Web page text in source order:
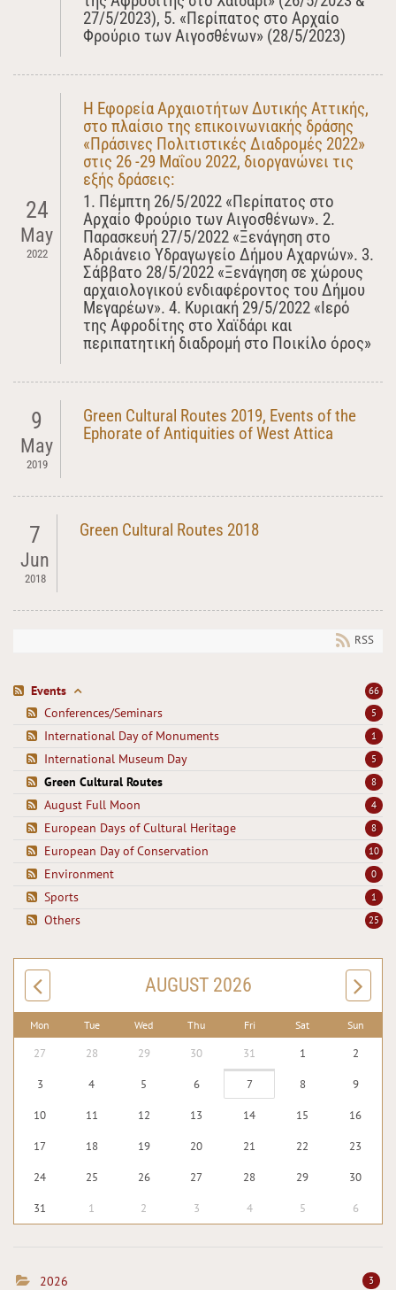
27/5/2023), 5. «Περίπατος στο Αρχαίο
Φρούριο των Αιγοσθένων» (28/5/2023)
24
May
2022
Η Εφορεία Αρχαιοτήτων Δυτικής Αττικής,
στο πλαίσιο της επικοινωνιακής δράσης
«Πράσινες Πολιτιστικές Διαδρομές 2022»
στις 26 -29 Μαΐου 2022, διοργανώνει τις
εξής δράσεις:
1. Πέμπτη 26/5/2022 «Περίπατος στο
Αρχαίο Φρούριο των Αιγοσθένων». 2.
Παρασκευή 27/5/2022 «Ξενάγηση στο
Αδριάνειο Υδραγωγείο Δήμου Αχαρνών». 3.
Σάββατο 28/5/2022 «Ξενάγηση σε χώρους
αρχαιολογικού ενδιαφέροντος του Δήμου
Μεγαρέων». 4. Κυριακή 29/5/2022 «Ιερό
της Αφροδίτης στο Χαϊδάρι και
περιπατητική διαδρομή στο Ποικίλο όρος»
9
May
2019
Green Cultural Routes 2019, Events of the
Ephorate of Antiquities of West Attica
7
Jun
2018
Green Cultural Routes 2018
RSS
66
Events
5
Conferences/Seminars
1
International Day of Monuments
5
International Museum Day
8
Green Cultural Routes
4
August Full Moon
8
European Days of Cultural Heritage
10
European Day of Conservation
0
Environment
1
Sports
25
Others
AUGUST 2026
Mon Tue Wed Thu Fri Sat Sun
27 28 29 30 31 1 2
3 4 5 6 7 8 9
10 11 12 13 14 15 16
17 18 19 20 21 22 23
24 25 26 27 28 29 30
31 1 2 3 4 5 6
2026 3